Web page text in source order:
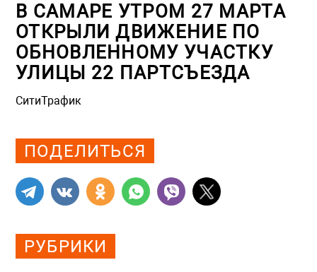
В САМАРЕ УТРОМ 27 МАРТА
ОТКРЫЛИ ДВИЖЕНИЕ ПО
ОБНОВЛЕННОМУ УЧАСТКУ
УЛИЦЫ 22 ПАРТСЪЕЗДА
СитиТрафик
ПОДЕЛИТЬСЯ
РУБРИКИ